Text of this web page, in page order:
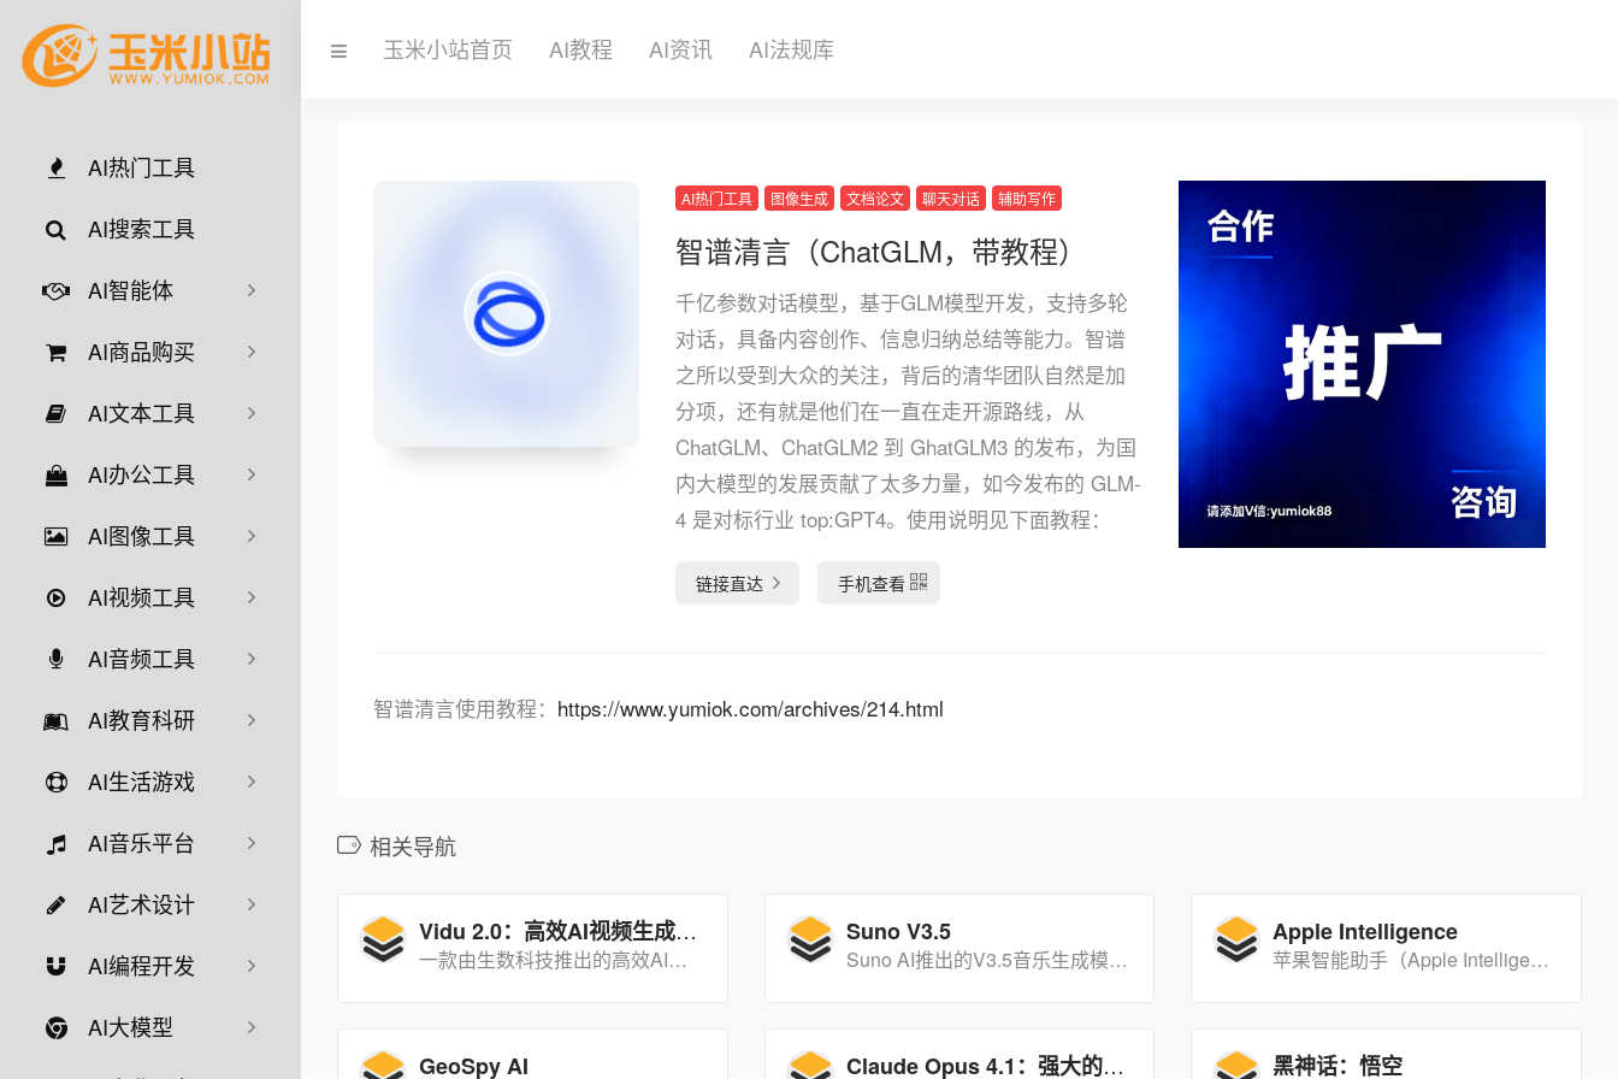
AI热门工具
AI搜索工具
AI智能体
AI商品购买
AI文本工具
AI办公工具
AI图像工具
AI视频工具
AI音频工具
AI教育科研
AI生活游戏
AI音乐平台
AI艺术设计
AI编程开发
AI大模型
玉米小站首页 AI教程 AI资讯 AI法规库
AI热门工具 图像生成 文档论文 聊天对话 辅助写作
智谱清言（ChatGLM，带教程）
千亿参数对话模型，基于GLM模型开发，支持多轮
对话，具备内容创作、信息归纳总结等能力。智谱
之所以受到大众的关注，背后的清华团队自然是加
分项，还有就是他们在一直在走开源路线，从
ChatGLM、ChatGLM2 到 GhatGLM3 的发布，为国
内大模型的发展贡献了太多力量，如今发布的 GLM-
4 是对标行业 top:GPT4。使用说明见下面教程：
链接直达 手机查看
智谱清言使用教程： https://www.yumiok.com/archives/214.html
相关导航
Vidu 2.0：高效AI视频生成工具
一款由生数科技推出的高效AI视频生成工具，能够在10秒内生成高质量的视频片段，极大地提升了创作效率和用户体验。
Suno V3.5
Suno AI推出的V3.5音乐生成模型犹如一颗璀璨的新星照亮全球音乐舞台。这款颠覆性的AI工具能在数秒内创作出长达2分钟的高品质音乐作品，不仅涵盖了古典、爵士、Hip-hop、电子等多种音乐风格，还成功吸引了广大音乐爱好者和专业人士的目光。点击“链接直达”访问使用！
Apple Intelligence
苹果智能助手（Apple Intelligence）是苹果公司推出的一款集成在iPhone、iPad和Mac中的智能服务，旨在帮助用户更高效地完成写作、表达和日常任务。它通过在设备上进行处理，保护用户的隐私，同时利用服务器端的模型处理更复杂的请求。
GeoSpy AI Claude Opus 4.1：强大的AI编程与任务处理工具 黑神话：悟空